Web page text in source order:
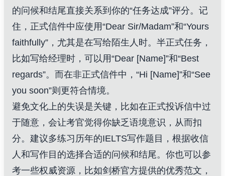
的问候和结尾直接关系到你的“任务达成”评分。记
住，正式信件中应使用“Dear Sir/Madam”和“Yours
faithfully”，尤其是在写给陌生人时。半正式任务，
比如写给经理时，可以用“Dear [Name]”和“Best
regards”。而在非正式信件中，“Hi [Name]”和“See
you soon”则更符合情境。
避免文化上的失误是关键，比如在正式投诉信中过
于随意，会让考官觉得你缺乏语境意识，从而扣
分。建议多练习历年的IELTS写作题目，根据收信
人和写作目的选择合适的问候和结尾。你也可以参
考一些权威资源，比如剑桥官方提供的优秀范文，